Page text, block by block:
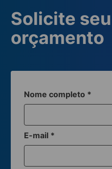
Solicite seu
orçamento
Nome completo *
E-mail *